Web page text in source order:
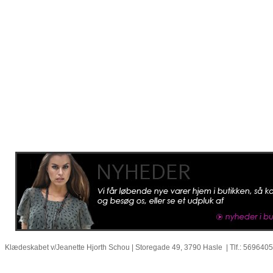
Klædeskabet v/Jeanette Hjorth Schou | Storegade 49, 3790 Hasle | Tlf.: